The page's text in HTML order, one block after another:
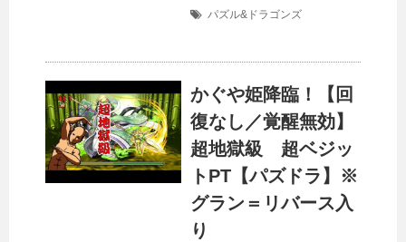
パズル&ドラゴンズ
かぐや姫降臨！【回
復なし／覚醒無効】
超地獄級 超ベジッ
トPT【パズドラ】※
グラン＝リバース入
り